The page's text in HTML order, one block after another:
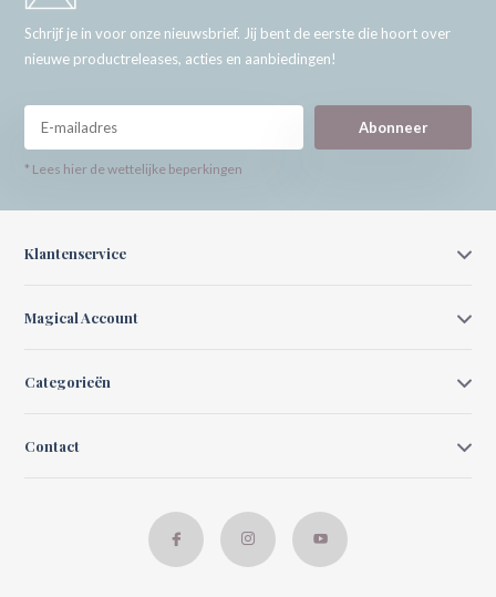
Schrijf je in voor onze nieuwsbrief. Jij bent de eerste die hoort over
nieuwe productreleases, acties en aanbiedingen!
Abonneer
* Lees hier de wettelijke beperkingen
Klantenservice
Magical Account
Categorieën
Contact